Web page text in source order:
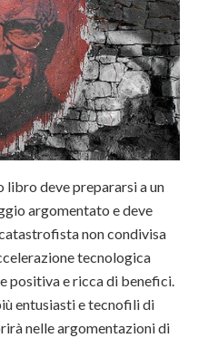
libro deve prepararsi a un
argomentato e deve
non condivisa
tecnologica
positiva e ricca di benefici.
entusiasti e tecnofili di
nelle argomentazioni di